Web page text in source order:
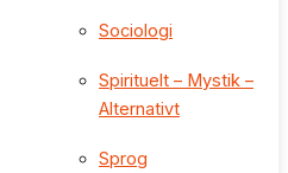
Sociologi
Spirituelt – Mystik –
Alternativt
Sprog